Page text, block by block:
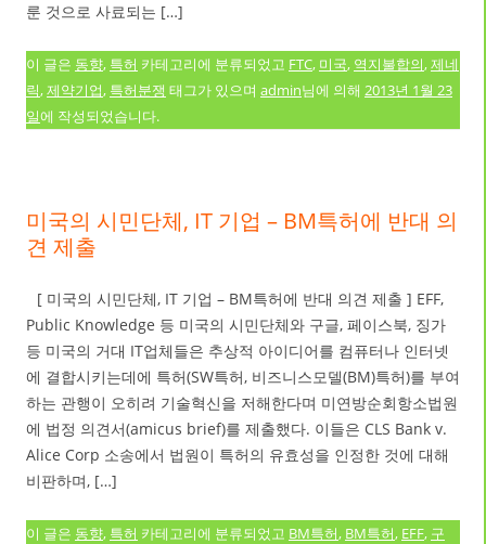
룬 것으로 사료되는 […]
이 글은 동향, 특허 카테고리에 분류되었고 FTC, 미국, 역지불합의,제네
릭,제약기업, 특허분쟁 태그가 있으며 admin님에 의해 2013년 1월 23
일에 작성되었습니다.
미국의 시민단체, IT 기업 – BM특허에 반대 의
견 제출
[ 미국의 시민단체, IT 기업 – BM특허에 반대 의견 제출 ] EFF,
Public Knowledge 등 미국의 시민단체와 구글, 페이스북, 징가
등 미국의 거대 IT업체들은 추상적 아이디어를 컴퓨터나 인터넷
에 결합시키는데에 특허(SW특허, 비즈니스모델(BM)특허)를 부여
하는 관행이 오히려 기술혁신을 저해한다며 미연방순회항소법원
에 법정 의견서(amicus brief)를 제출했다. 이들은 CLS Bank v.
Alice Corp 소송에서 법원이 특허의 유효성을 인정한 것에 대해
비판하며, […]
이 글은 동향, 특허 카테고리에 분류되었고 BM특허, BM특허, EFF, 구